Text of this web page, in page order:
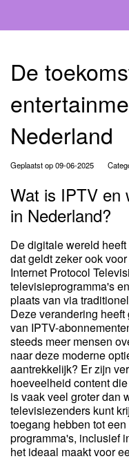
De
Nederland
Geplaatst op 09-06-2025
Wat is IPTV en
in Nederland?
De digitale wereld
dat geldt zeker ook
Internet Protocol
televisieprogramma's
plaats van via
Deze verandering
van IPTV-
steeds meer mensen
naar deze moderne
aantrekkelijk? Er zijn
hoeveelheid content
is vaak veel groter dan
televisiezenders kunt
toegang hebben tot
programma's, inclusief
het ideaal maakt voor